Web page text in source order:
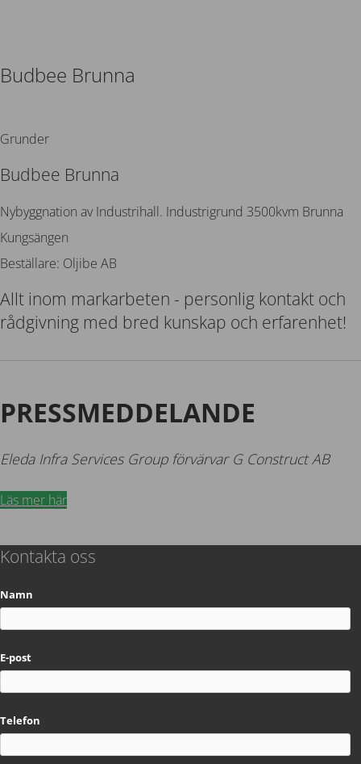
Budbee Brunna
Grunder
Budbee Brunna
Nybyggnation av Industrihall. Industrigrund 3500kvm Brunna
Kungsängen
Beställare: Oljibe AB
Allt inom markarbeten - personlig kontakt och
rådgivning med bred kunskap och erfarenhet!
PRESSMEDDELANDE
Eleda Infra Services Group förvärvar G Construct AB
Läs mer här
Kontakta oss
Namn
E-post
Telefon